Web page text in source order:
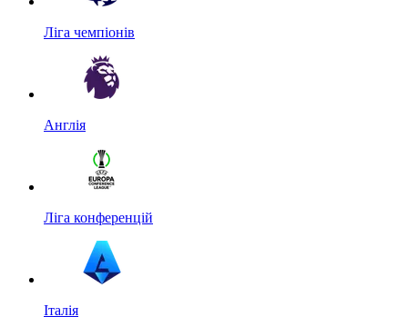
Ліга чемпіонів
Англія
Ліга конференцій
Італія